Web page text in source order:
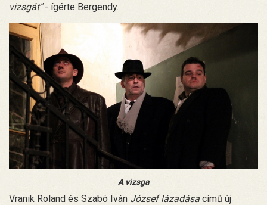
vizsgát"- ígérte Bergendy.
A vizsga
Vranik Roland és Szabó Iván József lázadása című új